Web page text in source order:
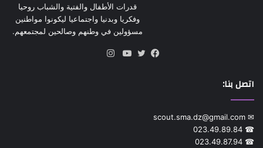
قدرات الأطفال والفتية والشباب روحيا
وفكريا وبدنيا واجتماعيا ليكونوا مواطنين
مسؤولين في وطنهم وصالحين لمجتمعهم.
اتصل بنا:
✉ scout.sma.dz@gmail.com
☎ 023.49.89.84
☎ 023.49.87.94